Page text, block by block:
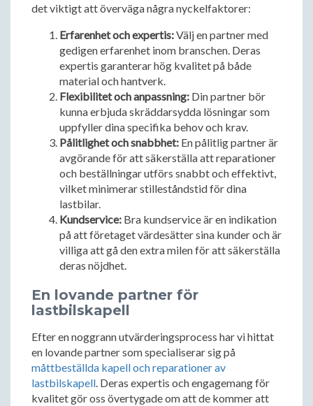
det viktigt att överväga några nyckelfaktorer:
Erfarenhet och expertis:Välj en partner med
gedigen erfarenhet inom branschen. Deras
expertis garanterar hög kvalitet på både
material och hantverk.
Flexibilitet och anpassning: Din partner bör
kunna erbjuda skräddarsydda lösningar som
uppfyller dina specifika behov och krav.
Pålitlighet och snabbhet: En pålitlig partner är
avgörande för att säkerställa att reparationer
och beställningar utförs snabbt och effektivt,
vilket minimerar stilleståndstid för dina
lastbilar.
Kundservice: Bra kundservice är en indikation
på att företaget värdesätter sina kunder och är
villiga att gå den extra milen för att säkerställa
deras nöjdhet.
En lovande partner för
lastbilskapell
Efter en noggrann utvärderingsprocess har vi hittat
en lovande partner som specialiserar sig på
måttbeställda kapell och reparationer av
lastbilskapell. Deras expertis och engagemang för
kvalitet gör oss övertygade om att de kommer att